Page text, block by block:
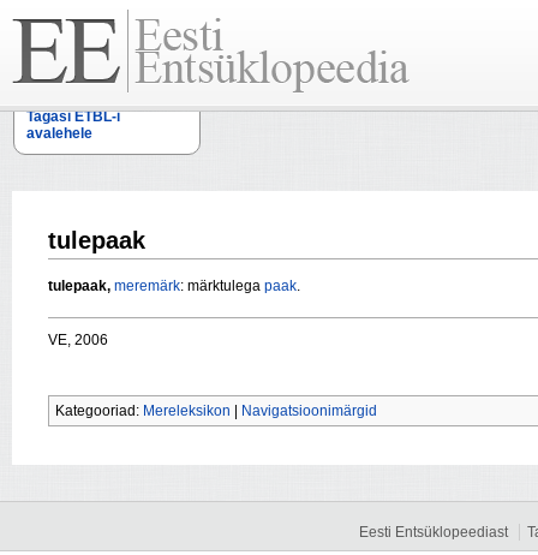
Tagasi ETBL-i
avalehele
tulepaak
tulepaak, meremärk: märktulega paak.
VE, 2006
Kategooriad: Mereleksikon Navigatsioonimärgid
Eesti Entsüklopeediast